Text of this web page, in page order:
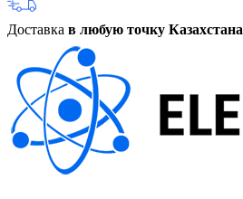
Доставка в любую точку Казахстана